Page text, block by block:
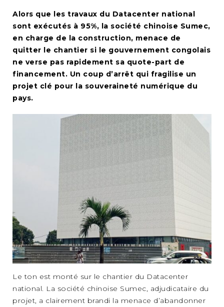
Alors que les travaux du Datacenter national
sont exécutés à 95%, la société chinoise Sumec,
en charge de la construction, menace de
quitter le chantier si le gouvernement congolais
ne verse pas rapidement sa quote-part de
financement. Un coup d’arrêt qui fragilise un
projet clé pour la souveraineté numérique du
pays.
Le ton est monté sur le chantier du Datacenter
national. La société chinoise Sumec, adjudicataire du
projet, a clairement brandi la menace d’abandonner